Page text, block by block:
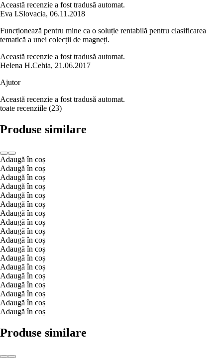
Această recenzie a fost tradusă automat.
Eva I.Slovacia, 06.11.2018
Funcționează pentru mine ca o soluție rentabilă pentru clasificarea
tematică a unei colecții de magneți.
Această recenzie a fost tradusă automat.
Helena H.Cehia, 21.06.2017
Ajutor
Această recenzie a fost tradusă automat.
toate recenziile (23)
Produse similare
Adaugă în coș
Adaugă în coș
Adaugă în coș
Adaugă în coș
Adaugă în coș
Adaugă în coș
Adaugă în coș
Adaugă în coș
Adaugă în coș
Adaugă în coș
Adaugă în coș
Adaugă în coș
Adaugă în coș
Adaugă în coș
Adaugă în coș
Adaugă în coș
Adaugă în coș
Adaugă în coș
Produse similare